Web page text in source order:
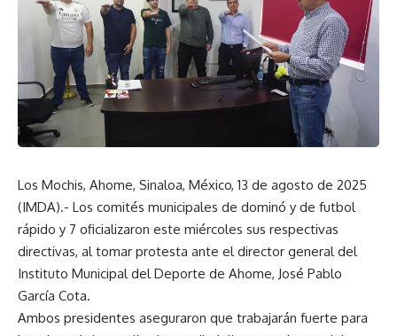
Los Mochis, Ahome, Sinaloa, México, 13 de agosto de 2025
(IMDA).- Los comités municipales de dominó y de futbol
rápido y 7 oficializaron este miércoles sus respectivas
directivas, al tomar protesta ante el director general del
Instituto Municipal del Deporte de Ahome, José Pablo
García Cota.
Ambos presidentes aseguraron que trabajarán fuerte para